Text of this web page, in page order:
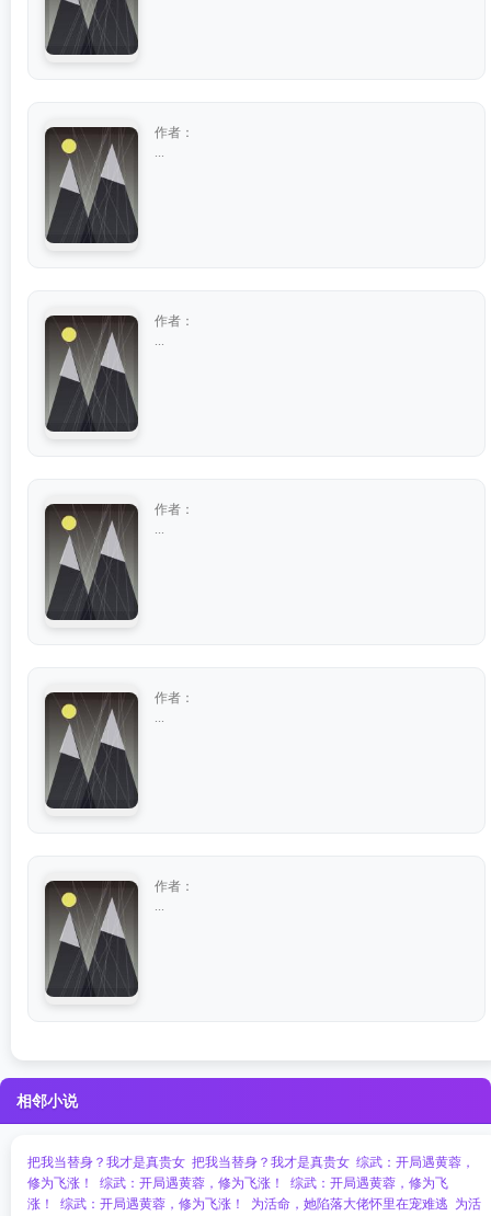
作者：
作者：
作者：
作者：
作者：
相邻小说
把我当替身？我才是真贵女 把我当替身？我才是真贵女 综武：开局遇黄蓉，
修为飞涨！
综武：开局遇黄蓉，修为飞涨！
综武：开局遇黄蓉，修为飞
涨！
综武：开局遇黄蓉，修为飞涨！ 为活命，她陷落大佬怀里在宠难逃 为活